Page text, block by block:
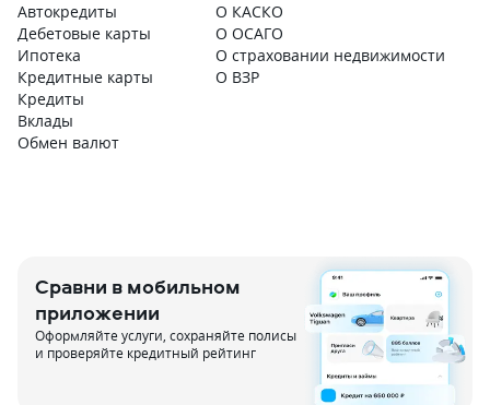
Автокредиты
Дебетовые карты
Ипотека
Кредитные карты
Кредиты
Вклады
Обмен валют
О КАСКО
О ОСАГО
О страховании недвижимости
О ВЗР
Сравни в мобильном
приложении
Оформляйте услуги, сохраняйте полисы
и проверяйте кредитный рейтинг